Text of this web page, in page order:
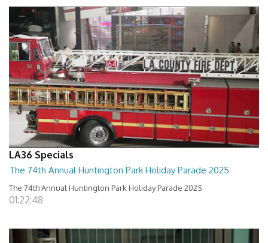
LA36 Specials
The 74th Annual Huntington Park Holiday Parade 2025
The 74th Annual Huntington Park Holiday Parade 2025
01:22:48